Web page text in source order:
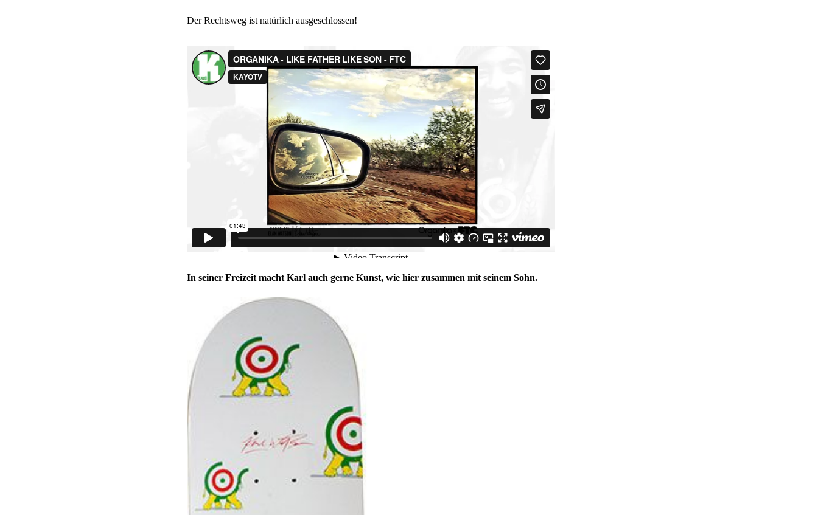
Der Rechtsweg ist natürlich ausgeschlossen!
In seiner Freizeit macht Karl auch gerne Kunst, wie hier zusammen mit seinem Sohn.